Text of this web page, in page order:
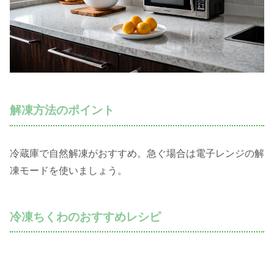
解凍方法のポイント
冷蔵庫で自然解凍がおすすめ。急ぐ場合は電子レンジの解
凍モードを使いましょう。
冷凍ちくわのおすすめレシピ